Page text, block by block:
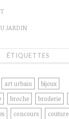
JARDIN
ÉTIQUETTES
art urbain
bijoux
broche broderie
concours couture